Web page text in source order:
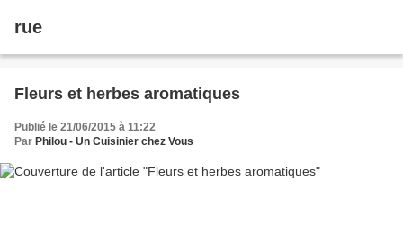
rue
Fleurs et herbes aromatiques
Publié le 21/06/2015 à 11:22
Par Philou - Un Cuisinier chez Vous